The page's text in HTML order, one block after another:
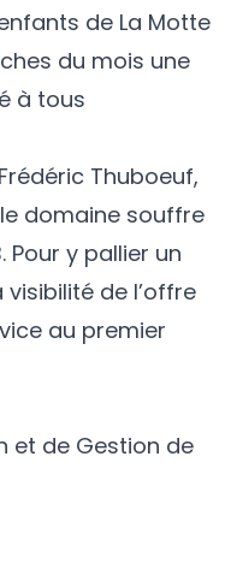
de La Motte
du mois une
à tous
Thuboeuf,
domaine souffre
Pour y pallier un
de l’offre
au premier
et de Gestion de